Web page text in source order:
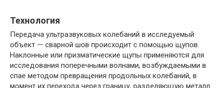
Технология
Передача ультразвуковых колебаний в исследуемый
объект — сварной шов происходит с помощью щупов.
Наклонные или призматические щупы применяются для
исследования поперечными волнами, возбуждаемыми в
спае методом превращения продольных колебаний, в
момент их перехода через границу, разделяющую металл